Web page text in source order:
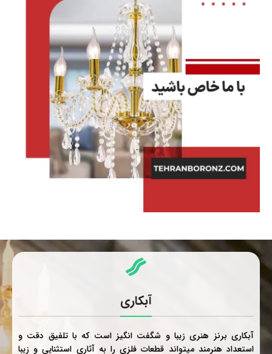
آبکاری
آبکاری برنز هنری زیبا و شگفت انگیز است که با تلفیق دقت و
استعداد هنرمند میتواند قطعات فلزی را به آثاری استثنایی و زیبا